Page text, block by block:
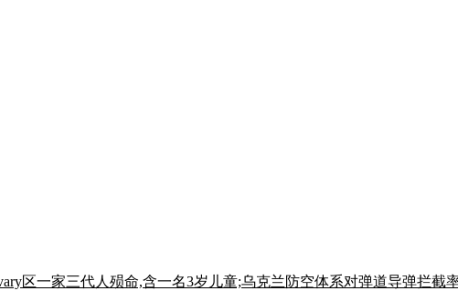
区一家三代人殒命,含一名3岁儿童;乌克兰防空体系对弹道导弹拦截